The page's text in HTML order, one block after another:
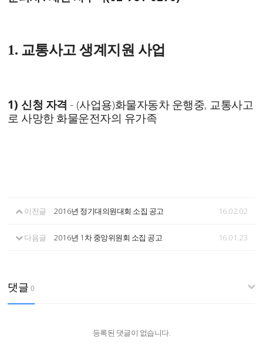
1. 교통사고 생계지원 사업
1) 신청 자격 - (사업용)화물자동차 운행중, 교통사고
로 사망한 화물운전자의 유가족
이전글 2016년 정기대의원대회 소집 공고 16.02.02
다음글 2016년 1차 중앙위원회 소집 공고 16.01.23
댓글 0
등록된 댓글이 없습니다.